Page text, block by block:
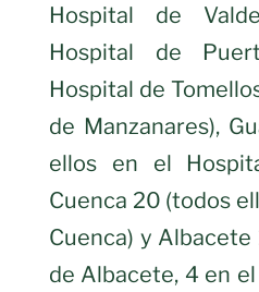
Hospital de
Hospital de
Hospital de
de Manzanares),
ellos en el
Cuenca 20 (todos
Cuenca) y Albacete
de Albacete, 4 en